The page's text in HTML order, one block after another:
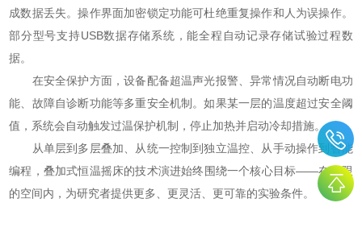
成数据丢失。操作界面加密锁定功能可杜绝重复操作和人为误操作。
部分型号支持USB数据存储系统，能全程自动记录存储试验过程数
据。
在安全保护方面，设备配备超温声光报警、异常情况自动断电功
能、故障自诊断功能等多重安全机制。如果某一层的温度超过安全阈
值，系统会自动触发过温保护机制，停止加热并启动冷却措施。
从单层到多层叠加、从统一控制到独立温控、从手动操作到智能
编程，叠加式恒温摇床的技术演进始终围绕一个核心目标——在有限
的空间内，为研究者提供更多、更灵活、更可靠的实验条件。